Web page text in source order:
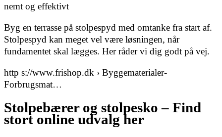
nemt og effektivt
Byg en terrasse på stolpespyd med omtanke fra start af.
Stolpespyd kan meget vel være løsningen, når
fundamentet skal lægges. Her råder vi dig godt på vej.
http s://www.frishop.dk › Byggematerialer-
Forbrugsmat…
Stolpebærer og stolpesko – Find
stort online udvalg her